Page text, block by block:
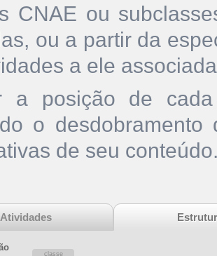
CNAE ou
ou a partir da
a ele
a posição de
o
de seu
Atividades